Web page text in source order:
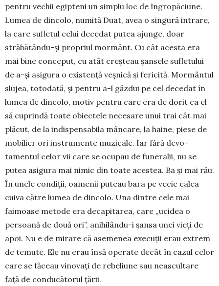
pentru vechii egipteni un simplu loc de în­gropăciune.
Lumea de dincolo, numită Duat, avea o singură intrare,
la care sufletul celui decedat putea ajunge, doar
străbătându-și propriul mor­mânt. Cu cât acesta era
mai bine conceput, cu atât creș­teau șansele sufletului
de a-și asigura o exis­tență veșnică și fericită. Mormântul
slujea, totodată, și pentru a-l găzdui pe cel decedat în
lumea de din­colo, motiv pentru care era de dorit ca el
să cuprin­dă toate obiectele necesare unui trai cât mai
plăcut, de la indispensabila mâncare, la haine, piese de
mobilier ori instrumente muzicale. Iar fără devo­
tamentul celor vii care se ocupau de funeralii, nu se
putea asigura mai nimic din toate acestea. Ba și mai rău.
În unele condiții, oamenii puteau bara pe ve­cie calea
cuiva către lumea de dincolo. Una dintre cele mai
faimoase metode era decapitarea, care „ucidea o
persoană de două ori”, anihilându-i șan­­sa unei vieți de
apoi. Nu e de mirare că ase­me­nea execuții erau extrem
de temute. Ele nu erau în­să operate decât în cazul celor
care se făceau vino­vați de rebeliune sau neascultare
față de con­ducă­torul țării.